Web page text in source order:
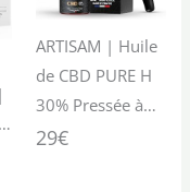
ARTISAM | Huile
de CBD PURE H
30% Pressée à
Froid | Huile de
29€